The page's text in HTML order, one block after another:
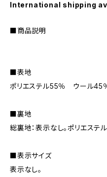
International shipping
■商品説明
■表地
ポリエステル55％ ウール45
■裏地
総裏地：表示なし。ポリエステ
■表示サイズ
表示なし。